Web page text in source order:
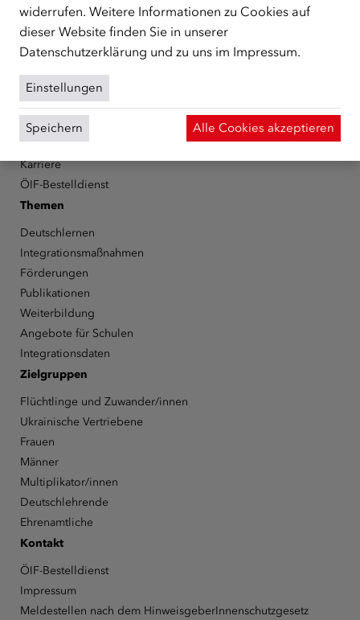
FacebookYouTubeInstagramLinkedIn
Über den ÖIF
Der Österreichische Integrationsfonds (ÖIF)
Organigramm
Presse
Informationen erhalten
Karriere
ÖIF-Bestelldienst
Themen
Deutschlernen
Integrationsmaßnahmen
Förderungen
Publikationen
Weiterbildung
Angebote für Schulen
Integrationsdaten
Zielgruppen
Flüchtlinge und Zuwander/innen
Ukrainische Vertriebene
Frauen
Männer
Multiplikator/innen
Deutschlehrende
Ehrenamtliche
Kontakt
ÖIF-Bestelldienst
Impressum
Meldestellen nach dem HinweisgeberInnenschutzgesetz
widerrufen. Weitere Informationen zu Cookies auf
dieser Website finden Sie in unserer
Datenschutzerklärung und zu uns im Impressum.
Einstellungen
Speichern Alle Cookies akzeptieren